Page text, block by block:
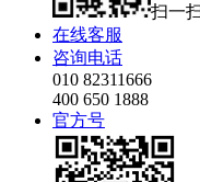
扫一
在线客服
咨询电话
010 82311666
400 650 1888
官方号